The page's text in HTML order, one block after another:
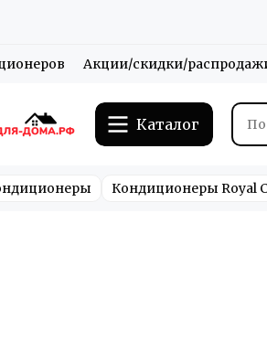
Акции/скидки/
Каталог
Кондиционеры Royal